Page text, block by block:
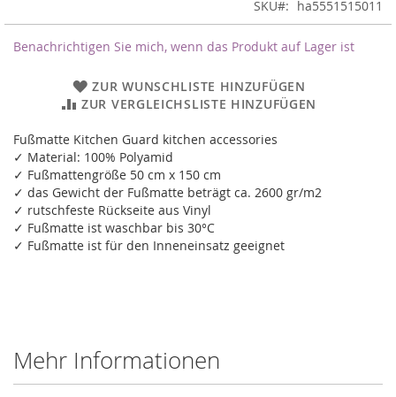
SKU
ha5551515011
Benachrichtigen Sie mich, wenn das Produkt auf Lager ist
ZUR WUNSCHLISTE HINZUFÜGEN
ZUR VERGLEICHSLISTE HINZUFÜGEN
Fußmatte Kitchen Guard kitchen accessories
✓ Material: 100% Polyamid
✓ Fußmattengröße 50 cm x 150 cm
✓ das Gewicht der Fußmatte beträgt ca. 2600 gr/m2
✓ rutschfeste Rückseite aus Vinyl
✓ Fußmatte ist waschbar bis 30°C
✓ Fußmatte ist für den Inneneinsatz geeignet
Mehr Informationen